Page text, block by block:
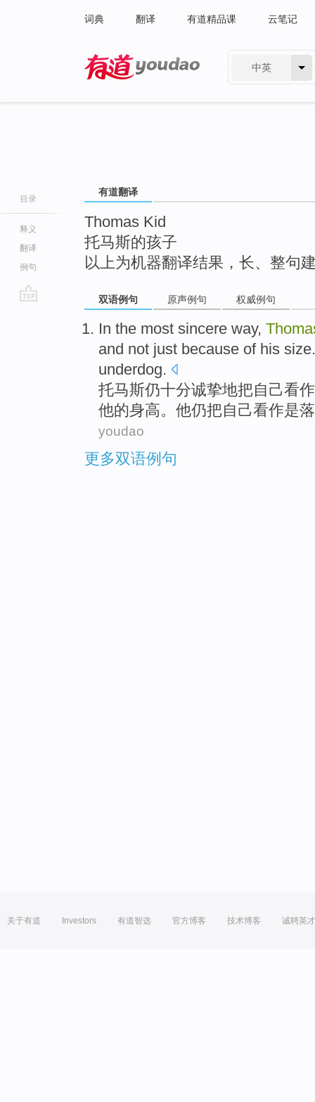
词典 翻译 有道精品课 云笔记
中英
目录
释义
翻译
例句
有道翻译
Thomas Kid
托马斯的孩子
以上为机器翻译结果，长、整句
双语例句 原声例句 权威例句
In the most sincere way,
and not just because of his size
underdog.
托马斯仍十分诚挚地把自己看作
他的身高。 他仍把自己看作是
youdao
更多双语例句
关于有道 Investors 有道智选 官方博客 技术博客 诚聘英才